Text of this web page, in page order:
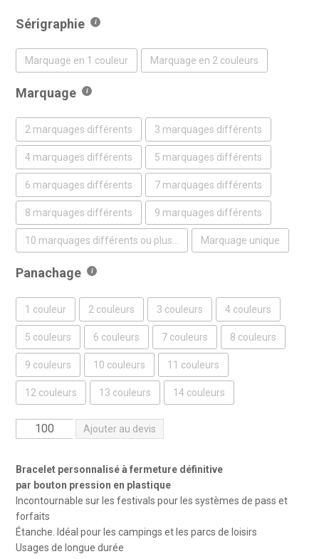
Sérigraphie
Marquage en 1 couleur Marquage en 2 couleurs
Marquage
2 marquages différents 3 marquages différents
4 marquages différents 5 marquages différents
6 marquages différents 7 marquages différents
8 marquages différents 9 marquages différents
10 marquages différents ou plus... Marquage unique
Panachage
1 couleur 2 couleurs 3 couleurs 4 couleurs
5 couleurs 6 couleurs 7 couleurs 8 couleurs
9 couleurs 10 couleurs 11 couleurs
12 couleurs 13 couleurs 14 couleurs
quantité
Bracelets
en
vinyle
et
holographiques
imprimés
Ajouter au devis
Bracelet personnalisé à fermeture définitive
par bouton pression en plastique
Incontournable sur les festivals pour les systèmes de pass et
forfaits
Étanche. Idéal pour les campings et les parcs de loisirs
Usages de longue durée